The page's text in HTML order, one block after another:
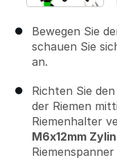
Bewegen Sie
schauen Sie
an.
Richten Sie
der Riemen
Riemenhalter
M6x12mm